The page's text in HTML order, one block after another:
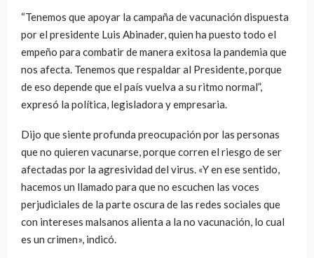
“Tenemos que apoyar la campaña de vacunación dispuesta
por el presidente Luis Abinader, quien ha puesto todo el
empeño para combatir de manera exitosa la pandemia que
nos afecta. Tenemos que respaldar al Presidente, porque
de eso depende que el país vuelva a su ritmo normal”,
expresó la política, legisladora y empresaria.
Dijo que siente profunda preocupación por las personas
que no quieren vacunarse, porque corren el riesgo de ser
afectadas por la agresividad del virus. «Y en ese sentido,
hacemos un llamado para que no escuchen las voces
perjudiciales de la parte oscura de las redes sociales que
con intereses malsanos alienta a la no vacunación, lo cual
es un crimen», indicó.